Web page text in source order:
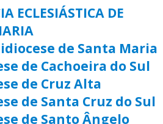
ECLESIÁSTICA DE
de Santa Maria
de Cachoeira do Sul
de Cruz Alta
de Santa Cruz do Sul
de Santo Ângelo